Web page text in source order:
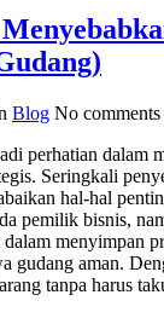
Blog No comments
perhatian dalam
Seringkali
hal-hal
pemilik bisnis,
menyimpan
gudang aman.
tanpa harus